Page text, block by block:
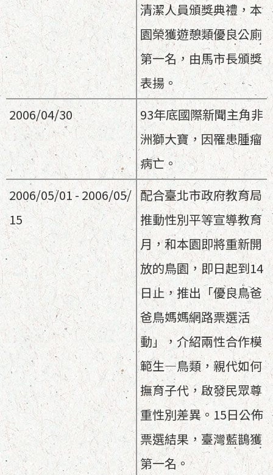
清潔人員頒獎典禮，本
園榮獲遊憩類優良公廁
第一名，由馬市長頒獎
表揚。
2006/04/30
93年底國際新聞主角非
洲獅大寶，因罹患腫瘤
病亡。
2006/05/01 - 2006/05/
15
配合臺北市政府教育局
推動性別平等宣導教育
月，和本園即將重新開
放的鳥園，即日起到14
日止，推出「優良鳥爸
爸鳥媽媽網路票選活
動」，介紹兩性合作模
範生—鳥類，親代如何
撫育子代，啟發民眾尊
重性別差異。15日公佈
票選結果，臺灣藍鵲獲
第一名。